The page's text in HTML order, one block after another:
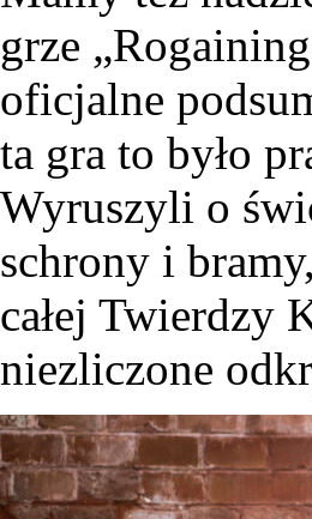
grze
oficjalne
ta gra to było
Wyruszyli o
schrony i
całej Twierdzy
niezliczone